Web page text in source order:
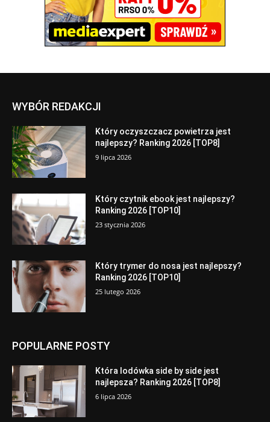
WYBÓR REDAKCJI
Który oczyszczacz powietrza jest
najlepszy? Ranking 2026 [TOP8]
9 lipca 2026
Który czytnik ebook jest najlepszy?
Ranking 2026 [TOP10]
23 stycznia 2026
Który trymer do nosa jest najlepszy?
Ranking 2026 [TOP10]
25 lutego 2026
POPULARNE POSTY
Która lodówka side by side jest
najlepsza? Ranking 2026 [TOP8]
6 lipca 2026